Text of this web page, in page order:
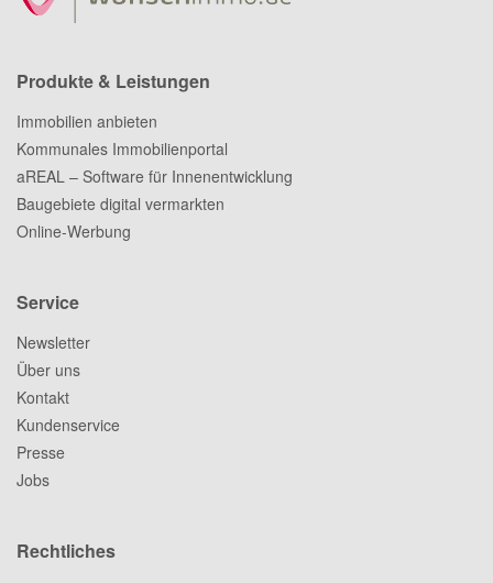
Produkte & Leistungen
Immobilien anbieten
Kommunales Immobilienportal
aREAL – Software für Innenentwicklung
Baugebiete digital vermarkten
Online-Werbung
Service
Newsletter
Über uns
Kontakt
Kundenservice
Presse
Jobs
Rechtliches